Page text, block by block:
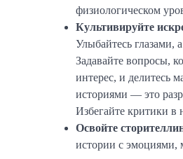
физиологическом
Культивируйте
Улыбайтесь глазами,
Задавайте вопросы,
интерес, и делитесь
историями — это
Избегайте критики в
Освойте
истории с эмоциями,